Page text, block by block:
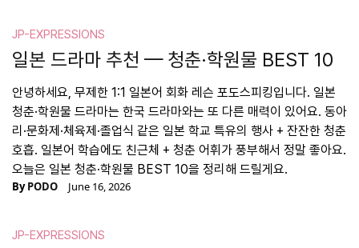
JP-EXPRESSIONS
일본 드라마 추천 — 청춘·학원물 BEST 10
안녕하세요, 무제한 1:1 일본어 회화 레슨 포도스피킹입니다. 일본
청춘·학원물 드라마는 한국 드라마와는 또 다른 매력이 있어요. 동아
리·문화제·체육제·졸업식 같은 일본 학교 특유의 행사 + 잔잔한 청춘
호흡. 일본어 학습에도 친근체 + 청춘 어휘가 풍부해서 정말 좋아요.
오늘은 일본 청춘·학원물 BEST 10을 정리해 드릴게요.
ByPODO June 16, 2026
JP-EXPRESSIONS